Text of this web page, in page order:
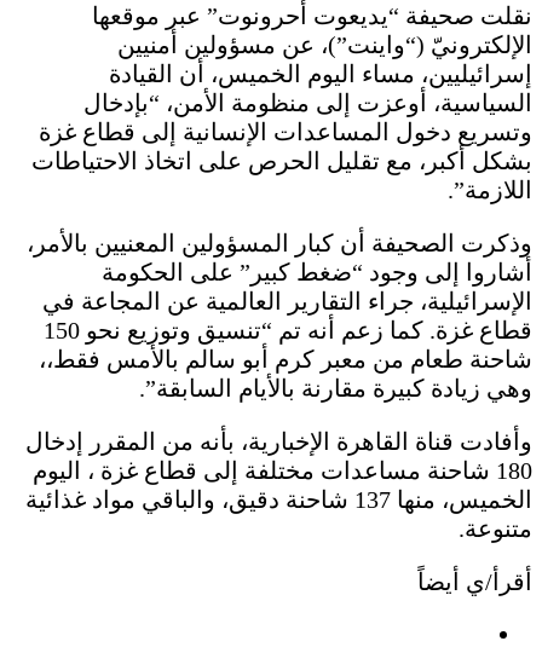
نقلت صحيفة “يديعوت أحرونوت” عبر موقعها
الإلكترونيّ (“واينت”)، عن مسؤولين أمنيين
إسرائيليين، مساء اليوم الخميس، أن القيادة
السياسية، أوعزت إلى منظومة الأمن، “بإدخال
وتسريع دخول المساعدات الإنسانية إلى قطاع غزة
بشكل أكبر، مع تقليل الحرص على اتخاذ الاحتياطات
اللازمة”.
وذكرت الصحيفة أن كبار المسؤولين المعنيين بالأمر،
أشاروا إلى وجود “ضغط كبير” على الحكومة
الإسرائيلية، جراء التقارير العالمية عن المجاعة في
قطاع غزة. كما زعم أنه تم “تنسيق وتوزيع نحو 150
شاحنة طعام من معبر كرم أبو سالم بالأمس فقط،،
وهي زيادة كبيرة مقارنة بالأيام السابقة”.
وأفادت قناة القاهرة الإخبارية، بأنه من المقرر إدخال
180 شاحنة مساعدات مختلفة إلى قطاع غزة ، اليوم
الخميس، منها 137 شاحنة دقيق، والباقي مواد غذائية
متنوعة.
أقرأ/ي أيضاً